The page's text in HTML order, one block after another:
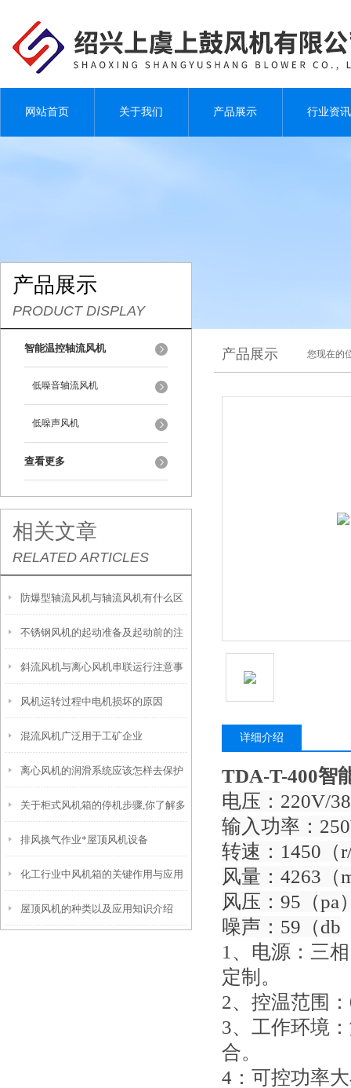
网站首页 关于我们 产品展示 行业资讯
产品展示
PRODUCT DISPLAY
智能温控轴流风机
低噪音轴流风机
低噪声风机
查看更多
相关文章
RELATED ARTICLES
防爆型轴流风机与轴流风机有什么区
别
不锈钢风机的起动准备及起动前的注
意事项
斜流风机与离心风机串联运行注意事
项
风机运转过程中电机损坏的原因
混流风机广泛用于工矿企业
离心风机的润滑系统应该怎样去保护
关于柜式风机箱的停机步骤,你了解多
少?
排风换气作业*屋顶风机设备
化工行业中风机箱的关键作用与应用
要点
屋顶风机的种类以及应用知识介绍
产品展示 您现在的
详细介绍
TDA-T-400智
电压：220V/
输入功率：
转速：1450（
风量：4263（
风压：95（pa
噪声：59（db
1、电源：三
定制。
2、控温范围
3、工作环境
合。
4：可控功率